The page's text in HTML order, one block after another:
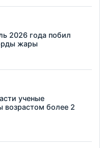
2026 года побил
жары
ученые
возрастом более 2